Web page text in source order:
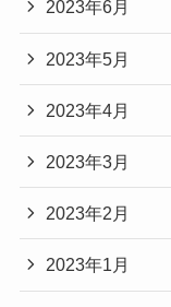
2023年6月
2023年5月
2023年4月
2023年3月
2023年2月
2023年1月